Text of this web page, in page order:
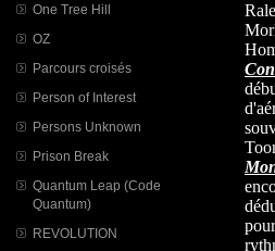
One Tree Hill
OZ
Parcours croisés
Person of Interest
Persons Unknown
Prison Break
Quantum Leap (Code
Quantum)
REVOLUTION